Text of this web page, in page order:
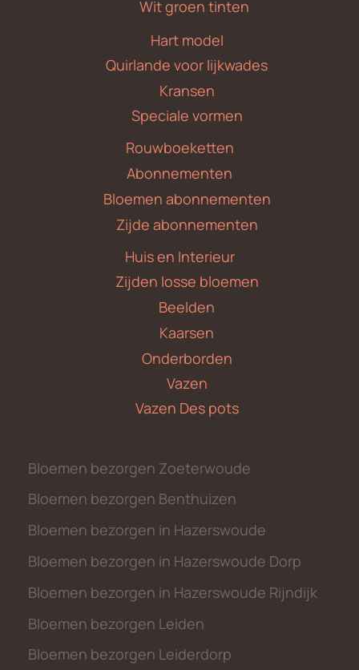
Wit groen tinten
Hart model
Quirlande voor lijkwades
Kransen
Speciale vormen
Rouwboeketten
Abonnementen
Bloemen abonnementen
Zijde abonnementen
Huis en Interieur
Zijden losse bloemen
Beelden
Kaarsen
Onderborden
Vazen
Vazen Des pots
Bloemen bezorgen Zoeterwoude
Bloemen bezorgen Benthuizen
Bloemen bezorgen in Hazerswoude
Bloemen bezorgen in Hazerswoude Dorp
Bloemen bezorgen in Hazerswoude Rijndijk
Bloemen bezorgen Leiden
Bloemen bezorgen Leiderdorp